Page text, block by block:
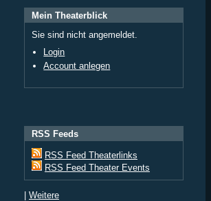
Mein Theaterblick
Sie sind nicht angemeldet.
Login
Account anlegen
RSS Feeds
RSS Feed Theaterlinks
RSS Feed Theater Events
| Weitere